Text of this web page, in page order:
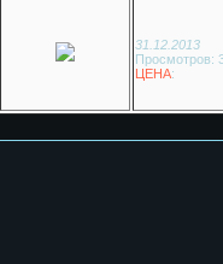
31.12.2013
Просмотров:
ЦЕНА: